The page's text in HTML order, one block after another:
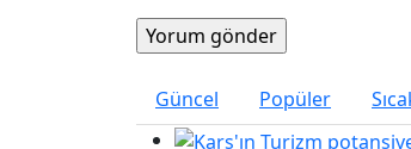
Güncel Popüler